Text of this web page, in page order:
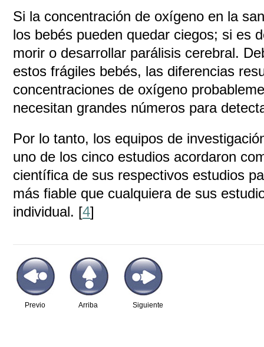
Si la concentración de oxígeno en la
los bebés pueden quedar ciegos; si es
morir o desarrollar parálisis cerebral.
estos frágiles bebés, las diferencias
concentraciones de oxígeno
necesitan grandes números para
Por lo tanto, los equipos de
uno de los cinco estudios acordaron
científica de sus respectivos estudios
más fiable que cualquiera de sus
individual. [4]
Arriba
Previo Siguiente